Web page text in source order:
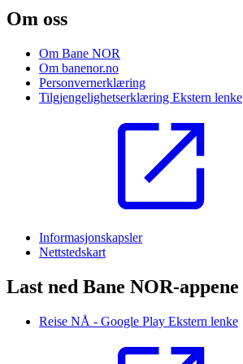
Om oss
Om Bane NOR
Om banenor.no
Personvernerklæring
Tilgjengelighetserklæring Ekstern lenke
Informasjonskapsler
Nettstedskart
Last ned Bane NOR-appene
Reise NÅ - Google Play Ekstern lenke